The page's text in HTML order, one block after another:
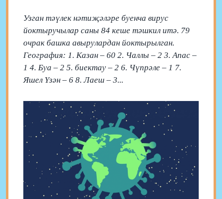
Узган тәүлек нәтиҗәләре буенча вирус
йоктыручылар саны 84 кеше тәшкил итә. 79
очрак башка авырулардан йоктырылган.
География: 1. Казан – 60 2. Чаллы – 2 3. Апас –
1 4. Буа – 2 5. биектау – 2 6. Чүпрәле – 1 7.
Яшел Үзән – 6 8. Лаеш – 3...